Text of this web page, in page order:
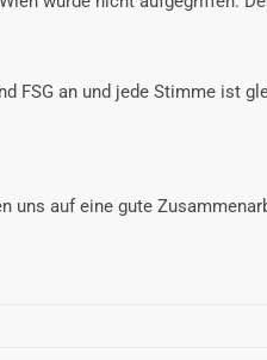
FSG an und jede Stimme ist
uns auf eine gute